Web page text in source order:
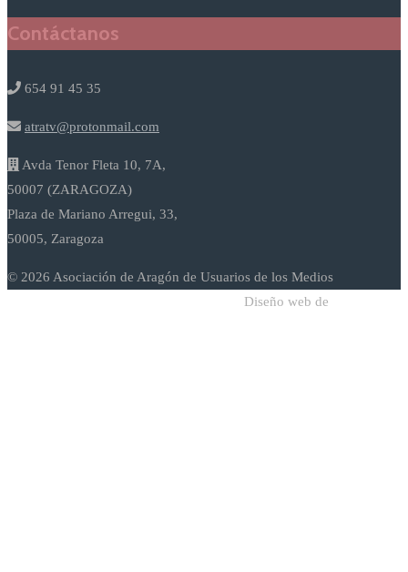
Contáctanos
654 91 45 35
atratv@protonmail.com
Avda Tenor Fleta 10, 7A,
50007 (ZARAGOZA)
Plaza de Mariano Arregui, 33,
50005, Zaragoza
© 2026 Asociación de Aragón de Usuarios de los Medios
Diseño web de